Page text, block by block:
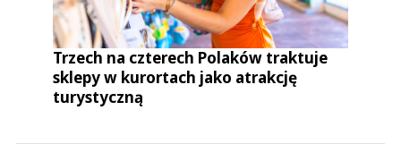
Trzech na czterech Polaków traktuje
sklepy w kurortach jako atrakcję
turystyczną